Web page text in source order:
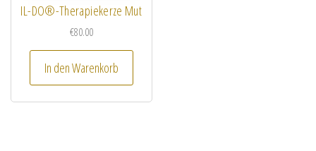
IL-DO®-Therapiekerze Mut
€80.00
In den Warenkorb